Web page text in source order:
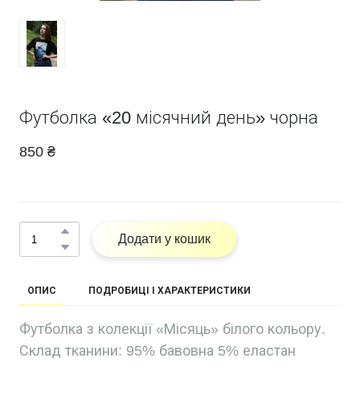
Футболка «20 місячний день» чорна
850 ₴
Додати у кошик
ОПИС ПОДРОБИЦІ І ХАРАКТЕРИСТИКИ
Футболка з колекції «Місяць» білого кольору.
Склад тканини: 95% бавовна 5% еластан